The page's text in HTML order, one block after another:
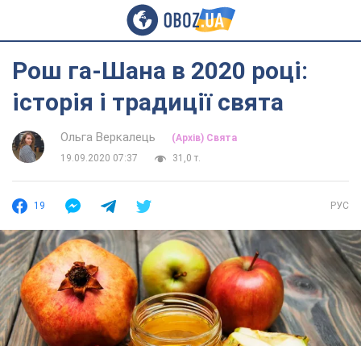
Рош га-Шана в 2020 році:
історія і традиції свята
Ольга Веркалець
(Архів) Свята
19.09.2020 07:37
31,0 т.
19 РУС